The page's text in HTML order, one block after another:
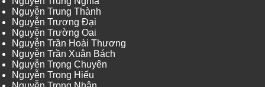
Nguyễn Trung Thành
Nguyễn Trương Đại
Nguyễn Trường Oai
Nguyễn Trần Hoài Thương
Nguyễn Trần Xuân Bách
Nguyễn Trọng Chuyên
Nguyễn Trọng Hiếu